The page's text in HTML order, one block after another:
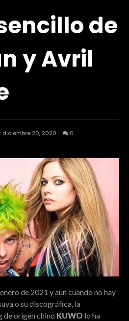
de
y Avril
diciembre 20, 2020 0
de 2021 y aún cuando no hay
o su discográfica, la
de origen chino KUWO lo ha